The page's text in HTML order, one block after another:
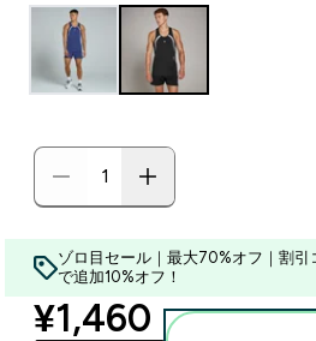
ゾロ目セール｜最大70%オフ｜割引
で追加10%オフ！
discounted
¥1,460‎